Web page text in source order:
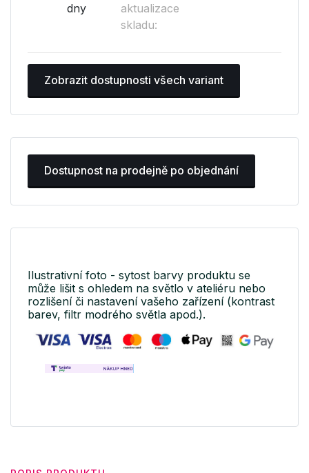
dny
aktualizace
skladu:
Zobrazit dostupnosti všech variant
Dostupnost na prodejně po objednání
Ilustrativní foto - sytost barvy produktu se
může lišit s ohledem na světlo v ateliéru nebo
rozlišení či nastavení vašeho zařízení (kontrast
barev, filtr modrého světla apod.).